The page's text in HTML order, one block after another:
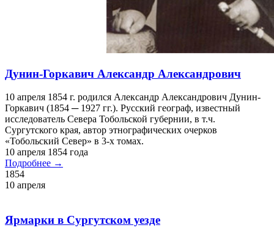
Дунин-Горкавич Александр Александрович
10 апреля 1854 г. родился Александр Александрович Дунин-
Горкавич (1854 ─ 1927 гг.). Русский географ, известный
исследователь Севера Тобольской губернии, в т.ч.
Сургутского края, автор этнографических очерков
«Тобольский Север» в 3-х томах.
10 апреля 1854 года
Подробнее →
1854
10 апреля